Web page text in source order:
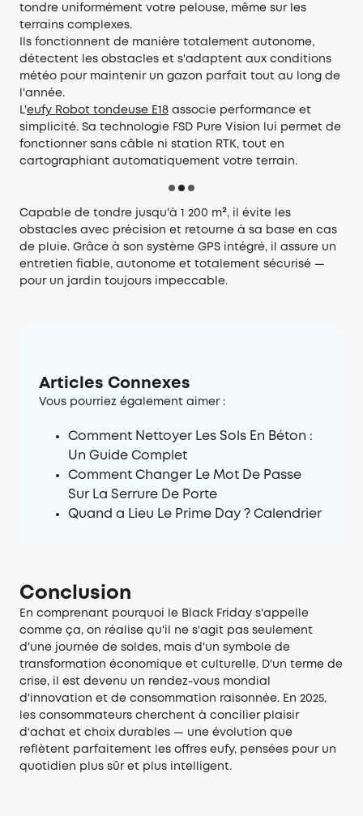
tondre uniformément votre pelouse, même sur les
terrains complexes.
Ils fonctionnent de manière totalement autonome,
détectent les obstacles et s'adaptent aux conditions
météo pour maintenir un gazon parfait tout au long de
l'année.
L'eufy Robot tondeuse E18 associe performance et
simplicité. Sa technologie FSD Pure Vision lui permet de
fonctionner sans câble ni station RTK, tout en
cartographiant automatiquement votre terrain.
Capable de tondre jusqu'à 1 200 m², il évite les
obstacles avec précision et retourne à sa base en cas
de pluie. Grâce à son système GPS intégré, il assure un
entretien fiable, autonome et totalement sécurisé —
pour un jardin toujours impeccable.
Articles Connexes
Vous pourriez également aimer :
Comment Nettoyer Les Sols En Béton :
Un Guide Complet
Comment Changer Le Mot De Passe
Sur La Serrure De Porte
Quand a Lieu Le Prime Day ? Calendrier
Conclusion
En comprenant pourquoi le Black Friday s'appelle
comme ça, on réalise qu'il ne s'agit pas seulement
d'une journée de soldes, mais d'un symbole de
transformation économique et culturelle. D'un terme de
crise, il est devenu un rendez-vous mondial
d'innovation et de consommation raisonnée. En 2025,
les consommateurs cherchent à concilier plaisir
d'achat et choix durables — une évolution que
reflètent parfaitement les offres eufy, pensées pour un
quotidien plus sûr et plus intelligent.